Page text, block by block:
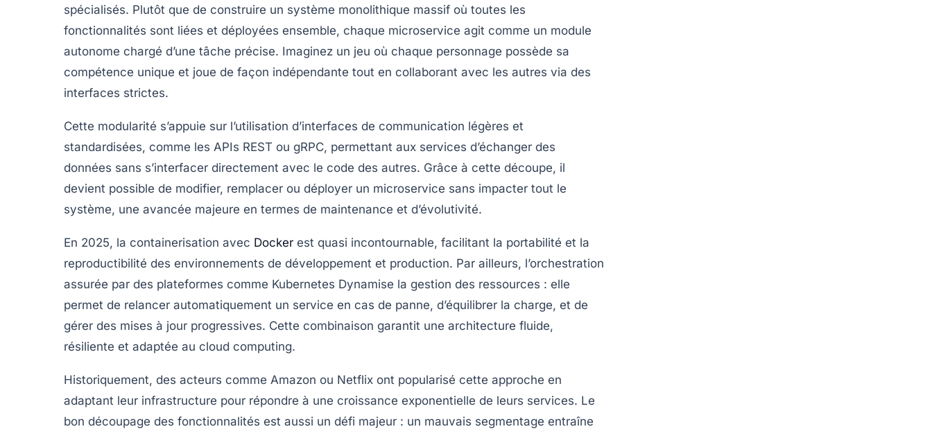
spécialisés. Plutôt que de construire un système monolithique massif où toutes les
fonctionnalités sont liées et déployées ensemble, chaque microservice agit comme un module
autonome chargé d’une tâche précise. Imaginez un jeu où chaque personnage possède sa
compétence unique et joue de façon indépendante tout en collaborant avec les autres via des
interfaces strictes.
Cette modularité s’appuie sur l’utilisation d’interfaces de communication légères et
standardisées, comme les APIs REST ou gRPC, permettant aux services d’échanger des
données sans s’interfacer directement avec le code des autres. Grâce à cette découpe, il
devient possible de modifier, remplacer ou déployer un microservice sans impacter tout le
système, une avancée majeure en termes de maintenance et d’évolutivité.
En 2025, la containerisation avec Docker est quasi incontournable, facilitant la portabilité et la
reproductibilité des environnements de développement et production. Par ailleurs, l’orchestration
assurée par des plateformes comme Kubernetes Dynamise la gestion des ressources : elle
permet de relancer automatiquement un service en cas de panne, d’équilibrer la charge, et de
gérer des mises à jour progressives. Cette combinaison garantit une architecture fluide,
résiliente et adaptée au cloud computing.
Historiquement, des acteurs comme Amazon ou Netflix ont popularisé cette approche en
adaptant leur infrastructure pour répondre à une croissance exponentielle de leurs services. Le
bon découpage des fonctionnalités est aussi un défi majeur : un mauvais segmentage entraîne